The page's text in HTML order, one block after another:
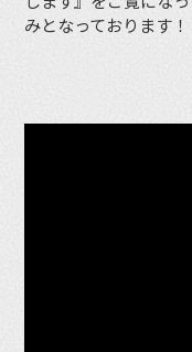
みとなっております！